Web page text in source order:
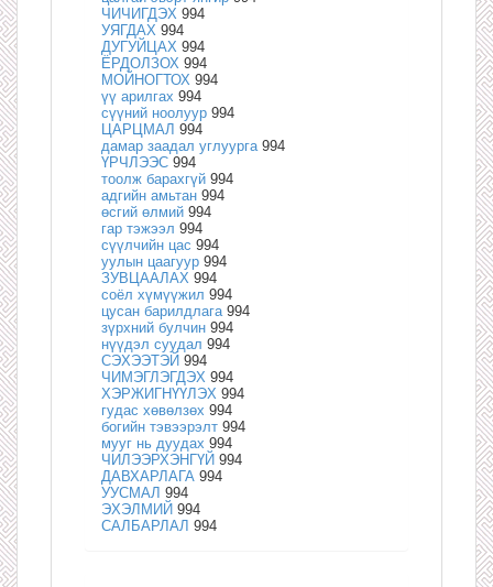
ЧИЧИГДЭХ 994
УЯГДАХ 994
ДУГУЙЦАХ 994
ЁРДОЛЗОХ 994
МОЙНОГТОХ 994
үү арилгах 994
сүүний ноолуур 994
ЦАРЦМАЛ 994
дамар заадал углуурга 994
ҮРЧЛЭЭС 994
тоолж барахгүй 994
адгийн амьтан 994
өсгий өлмий 994
гар тэжээл 994
сүүлчийн цас 994
уулын цаагуур 994
ЗУВЦААЛАХ 994
соёл хүмүүжил 994
цусан барилдлага 994
зүрхний булчин 994
нүүдэл суудал 994
СЭХЭЭТЭЙ 994
ЧИМЭГЛЭГДЭХ 994
ХЭРЖИГНҮҮЛЭХ 994
гудас хөвөлзөх 994
богийн тэвээрэлт 994
мууг нь дуудах 994
ЧИЛЭЭРХЭНГҮЙ 994
ДАВХАРЛАГА 994
УУСМАЛ 994
ЭХЭЛМИЙ 994
САЛБАРЛАЛ 994